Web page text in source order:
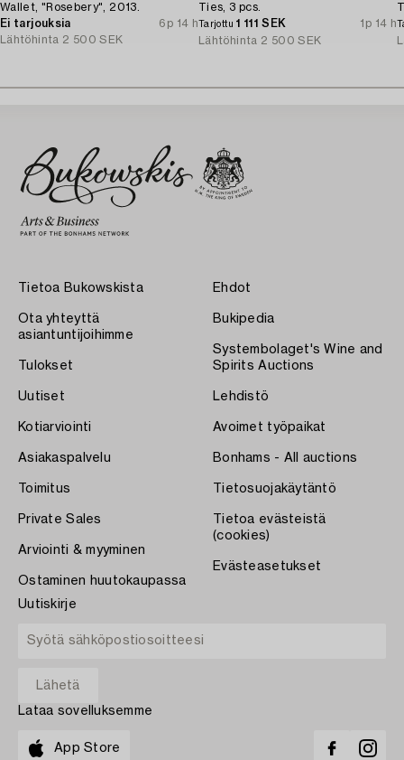
Wallet, "Rosebery", 2013.
Ei tarjouksia
6p 14 h
Lähtöhinta 2 500 SEK
Ties, 3 pcs.
Tarjottu1 111 SEK
1p 14 h
Lähtöhinta 2 500 SEK
Tietoa Bukowskista
Ota yhteyttä
asiantuntijoihimme
Tulokset
Uutiset
Kotiarviointi
Asiakaspalvelu
Toimitus
Private Sales
Arviointi & myyminen
Ostaminen huutokaupassa
Ehdot
Bukipedia
Systembolaget's Wine and
Spirits Auctions
Lehdistö
Avoimet työpaikat
Bonhams - All auctions
Tietosuojakäytäntö
Tietoa evästeistä
(cookies)
Evästeasetukset
Uutiskirje
Lataa sovelluksemme
App Store